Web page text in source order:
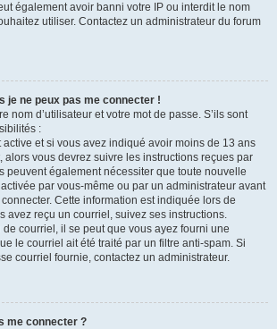
également avoir banni votre IP ou interdit le nom
utiliser. Contactez un administrateur du forum
je ne peux pas me connecter !
nom d’utilisateur et votre mot de passe. S’ils sont
:
active et si vous avez indiqué avoir moins de 13 ans
alors vous devrez suivre les instructions reçues par
peuvent également nécessiter que toute nouvelle
par vous-même ou par un administrateur avant
Cette information est indiquée lors de
avez reçu un courriel, suivez ses instructions.
de courriel, il se peut que vous ayez fourni une
le courriel ait été traité par un filtre anti-spam. Si
courriel fournie, contactez un administrateur.
me connecter ?